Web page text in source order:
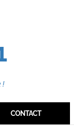
!
CONTACT